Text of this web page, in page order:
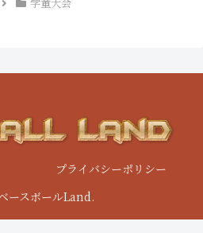
プライバシーポリシー
ースボールLand.